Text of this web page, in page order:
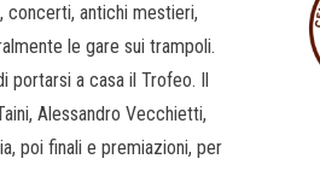
concerti, antichi mestieri,
le gare sui trampoli.
portarsi a casa il Trofeo. Il
Alessandro Vecchietti,
poi finali e premiazioni, per